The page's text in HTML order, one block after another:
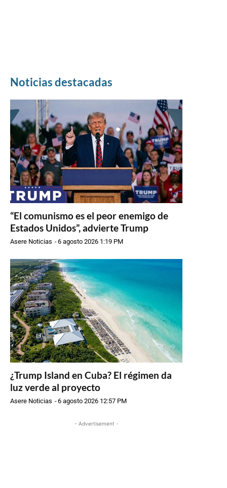
Noticias destacadas
“El comunismo es el peor enemigo de
Estados Unidos”, advierte Trump
Asere Noticias -6 agosto 2026 1:19 PM
¿Trump Island en Cuba? El régimen da
luz verde al proyecto
Asere Noticias -6 agosto 2026 12:57 PM
- Advertisement -